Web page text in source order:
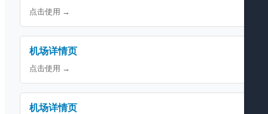
点击使用 →
机场详情页
点击使用 →
机场详情页